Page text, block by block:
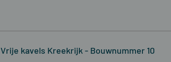
Vrije kavels Kreekrijk - Bouwnummer 10